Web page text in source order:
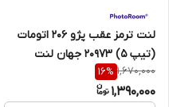
لنت ترمز عقب پژو 206 اتومات
(تیپ 5) 20973 جهان لنت
1,670,000
16%
1,390,000